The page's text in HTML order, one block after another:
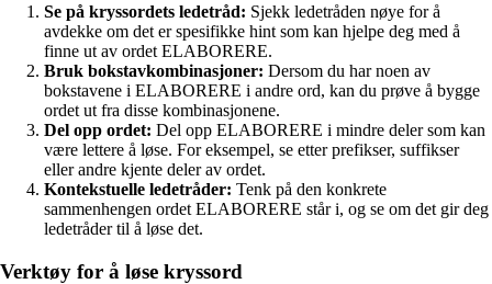
Se på kryssordets ledetråd: Sjekk ledetråden nøye for å
avdekke om det er spesifikke hint som kan hjelpe deg med å
finne ut av ordet ELABORERE.
Bruk bokstavkombinasjoner: Dersom du har noen av
bokstavene i ELABORERE i andre ord, kan du prøve å bygge
ordet ut fra disse kombinasjonene.
Del opp ordet: Del opp ELABORERE i mindre deler som kan
være lettere å løse. For eksempel, se etter prefikser, suffikser
eller andre kjente deler av ordet.
Kontekstuelle ledetråder: Tenk på den konkrete
sammenhengen ordet ELABORERE står i, og se om det gir deg
ledetråder til å løse det.
Verktøy for å løse kryssord